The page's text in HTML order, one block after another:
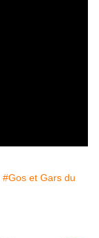
#Gos et Gars du